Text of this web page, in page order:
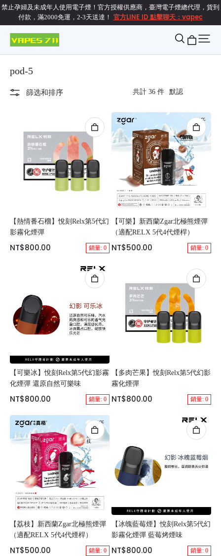
禁止孕婦及未成年人使用電子煙！官方授權供應商，臺灣電子煙總代理，貨到
付款，滿2000免運，2-3天送達！ 官方LINE ID 點擊聊天：vapec
pod-5
篩选和排序 共計 36 件
【熱情番石榴】悅刻Relx第5代幻
影霧化煙彈
NT$800.00 銷量: 0
【可樂】新西蘭Zgar北極熊煙彈
（適配RELX 5代4代煙桿）
NT$500.00 銷量: 0
【可樂冰】悅刻Relx第5代幻影霧
化煙彈 還原自然可樂味
NT$800.00 銷量: 0
【多肉芒果】悅刻Relx第5代幻影
霧化煙彈
NT$800.00 銷量: 0
【荔枝】新西蘭Zgar北極熊煙彈
（適配RELX 5代4代煙桿）
NT$500.00 銷量: 0
【冰魄藍莓煙】悅刻Relx第5代幻
影霧化煙彈 藍莓烤煙味
NT$800.00 銷量: 0